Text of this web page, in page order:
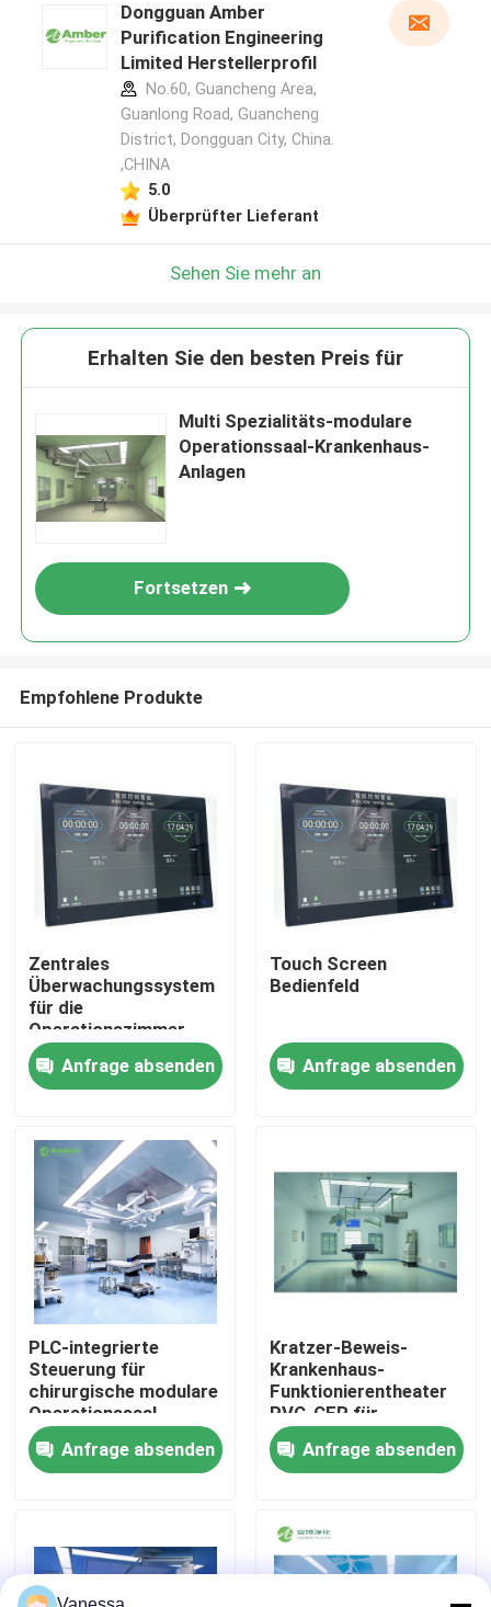
Haus
Produkte
Fabrik-Ausflug
Qualitätskontrolle
Treten Sie mit uns in Verbindung
Nachrichten
Fälle
Modularer Reinraum
Dongguan Amber
Purification Engineering
Limited Herstellerprofil
No.60, Guancheng Area,
Guanlong Road, Guancheng
District, Dongguan City, China.
,CHINA
5.0
Überprüfter Lieferant
Sehen Sie mehr an
Erhalten Sie den besten Preis für
Multi Spezialitäts-modulare
Operationssaal-Krankenhaus-
Anlagen
Fortsetzen
Empfohlene Produkte
Zentrales
Überwachungssystem
für die
Operationszimmer -
All-in-One-
Bedienlösung mit 6-
Systemintegration
Anfrage absenden
Touch Screen
Bedienfeld
Anfrage absenden
PLC-integrierte
Steuerung für
chirurgische modulare
Operationssaal-
Komplettlösung
Anfrage absenden
Kratzer-Beweis-
Krankenhaus-
Funktionierentheater
PVC-CER für
Krankenhaus-schnelle
Versammlung
Anfrage absenden